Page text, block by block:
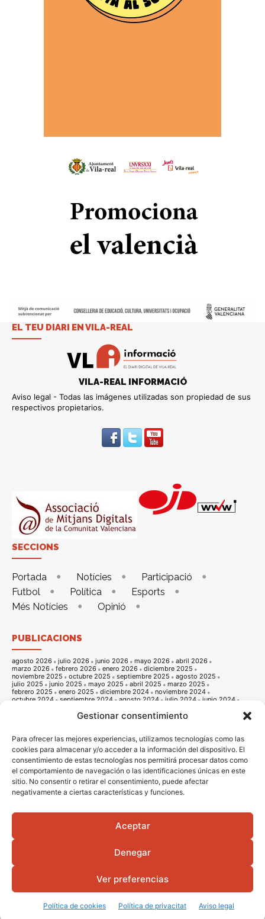
Gestionar consentimiento
Para ofrecer las mejores experiencias, utilizamos tecnologías como las
cookies para almacenar y/o acceder a la información del dispositivo. El
consentimiento de estas tecnologías nos permitirá procesar datos como
el comportamiento de navegación o las identificaciones únicas en este
sitio. No consentir o retirar el consentimiento, puede afectar
negativamente a ciertas características y funciones.
Aceptar
Denegar
Ver preferencias
Política de cookies Política de privacitat Aviso legal
EL TEU DIARI EN VILA-REAL
VILA-REAL INFORMACIÓ
Aviso legal - Todas las imágenes utilizadas son propiedad de sus
respectivos propietarios.
SECCIONS
Portada Notícies
Participació
Futbol
Política
Esports
Més Notícies
Opinió
PUBLICACIONS
agosto 2026 julio 2026 junio 2026 mayo 2026
abril 2026
marzo 2026
febrero 2026 enero 2026
diciembre 2025
noviembre 2025
octubre 2025 septiembre 2025
agosto 2025
julio 2025
junio 2025 mayo 2025 abril 2025
marzo 2025
febrero 2025
enero 2025 diciembre 2024
noviembre 2024
octubre 2024
septiembre 2024 agosto 2024 julio 2024
junio 2024
noviembre 2023 octubre 2023
septiembre 2023
julio 2023 junio 2023 mayo 2023
abril 2023
noviembre 2022
octubre 2022 septiembre 2022
agosto 2022
julio 2022
junio 2022 mayo 2022 abril 2022
marzo 2022
febrero 2022
enero 2022 diciembre 2021
noviembre 2021
octubre 2021
septiembre 2021 agosto 2021 julio 2021
junio 2021
mayo 2021
abril 2021 marzo 2021 febrero 2021
enero 2021
diciembre 2020
noviembre 2020 octubre 2020
septiembre 2020
agosto 2020
julio 2020 junio 2020 mayo 2020
abril 2020
marzo 2020
febrero 2020 enero 2020 diciembre 2019
octubre 2019
agosto 2019
diciembre 2018
noviembre 2018 octubre 2018
septiembre 2018
junio 2018 mayo 2018
diciembre 2017
septiembre 2017
septiembre 2016
junio 2016
© 2016 - 2026 Vila-real informació | Avis legal |Politica de privacitat
de cookies|Diseño Web
Portada
Qui som